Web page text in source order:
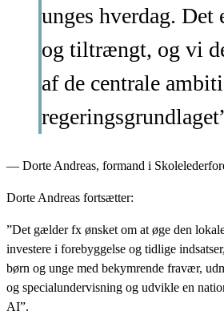
unges hverdag.
og tiltrængt, og vi
af de centrale
— Dorte Andreas, formand i
Dorte Andreas fortsætter:
”Det gælder fx ønsket om at øge den
investere i forebyggelse og tidlige
børn og unge med bekymrende fravær,
og specialundervisning og udvikle en
AI”.